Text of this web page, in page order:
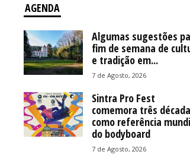
AGENDA
Algumas sugestões
fim de semana de
e tradição em...
7 de Agosto, 2026
Sintra Pro Fest
comemora três
como referência
do bodyboard
7 de Agosto, 2026